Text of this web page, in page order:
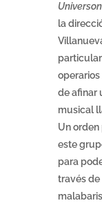
la
de afinar
musical
Un
este
para
través de